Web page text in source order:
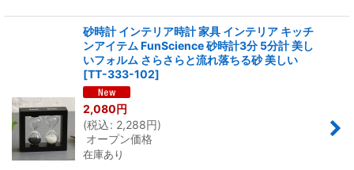
砂時計 インテリア時計 家具 インテリア キッチ
ンアイテム FunScience 砂時計3分 5分計 美し
いフォルム さらさらと流れ落ちる砂 美しい
[TT-333-102]
2,080円
(税込: 2,288円)
オープン価格
在庫あり